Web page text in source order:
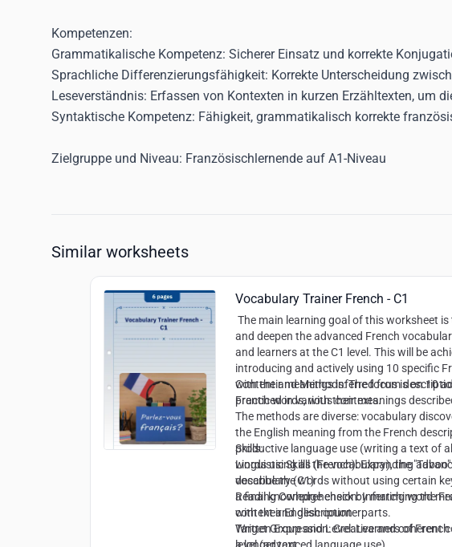
Kompetenzen:
Grammatikalische Kompetenz: Sicherer Einsatz und korrekte
Sprachliche Differenzierungsfähigkeit: Korrekte Unterscheidung
Leseverständnis: Erfassen von Kontexten in kurzen Erzähltexten, um
Syntaktische Kompetenz: Fähigkeit, grammatikalisch korrekte
Zielgruppe und Niveau: Französischlernende auf A1-Niveau
Similar worksheets
Vocabulary Trainer French - C1
The main learning goal of this worksheet is
and deepen the advanced French
and learners at the C1 level. This will be
introducing and actively using 10 specific
with their meanings inferred from
practiced in various contexts.
Content and Methods:The focus is on 10
French words, with their meanings
The methods are diverse: vocabulary
the English meaning from the French
productive language use (writing a text of
words using all the vocabulary), the
describe the words without using certain
a final knowledge check by matching the
with their English counterparts.
Skills:
Linguistic Skills (French): Expanding
vocabulary (C1)
Reading Comprehension: Inferring word
context and description
Written Expression: Creative and coherent
Target Group and Level:Learners of French